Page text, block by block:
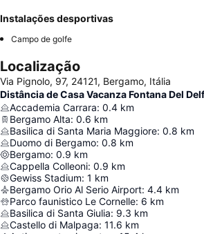
Instalações desportivas
Campo de golfe
Localização
Via Pignolo, 97, 24121, Bergamo, Itália
Distância de Casa Vacanza Fontana Del
Accademia Carrara: 0.4 km
Bergamo Alta: 0.6 km
Basilica di Santa Maria Maggiore: 0.8 km
Duomo di Bergamo: 0.8 km
Bergamo: 0.9 km
Cappella Colleoni: 0.9 km
Gewiss Stadium: 1 km
Bergamo Orio Al Serio Airport: 4.4 km
Parco faunistico Le Cornelle: 6 km
Basilica di Santa Giulia: 9.3 km
Castello di Malpaga: 11.6 km